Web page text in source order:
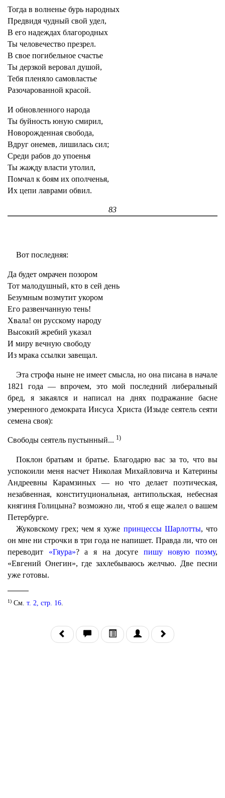
Тогда в волненье бурь народных
Предвидя чудный свой удел,
В его надеждах благородных
Ты человечество презрел.
В свое погибельное счастье
Ты дерзкой веровал душой,
Тебя пленяло самовластье
Разочарованной красой.
И обновленного народа
Ты буйность юную смирил,
Новорожденная свобода,
Вдруг онемев, лишилась сил;
Среди рабов до упоенья
Ты жажду власти утолил,
Помчал к боям их ополченья,
Их цепи лаврами обвил.
83
Вот последняя:
Да будет омрачен позором
Тот малодушный, кто в сей день
Безумным возмутит укором
Его развенчанную тень!
Хвала! он русскому народу
Высокий жребий указал
И миру вечную свободу
Из мрака ссылки завещал.
Эта строфа ныне не имеет смысла, но она писана в начале
1821 года — впрочем, это мой последний либеральный
бред, я закаялся и написал на днях подражание басне
умеренного демократа Иисуса Христа (Изыде сеятель сеяти
семена своя):
Свободы сеятель пустынный... 1)
Поклон братьям и братье. Благодарю вас за то, что вы
успокоили меня насчет Николая Михайловича и Катерины
Андреевны Карамзиных — но что делает поэтическая,
незабвенная, конституциональная, антипольская, небесная
княгиня Голицына? возможно ли, чтоб я еще жалел о вашем
Петербурге.
Жуковскому грех; чем я хуже принцессы Шарлотты, что
он мне ни строчки в три года не напишет. Правда ли, что он
переводит «Гяура»? а я на досуге пишу новую поэму,
«Евгений Онегин», где захлебываюсь желчью. Две песни
уже готовы.
1) См. т. 2, стр. 16